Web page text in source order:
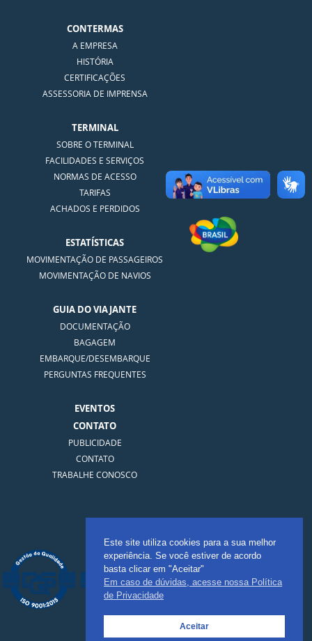
CONTERMAS
A EMPRESA
HISTÓRIA
CERTIFICAÇÕES
ASSESSORIA DE IMPRENSA
TERMINAL
SOBRE O TERMINAL
FACILIDADES E SERVIÇOS
NORMAS DE ACESSO
TARIFAS
ACHADOS E PERDIDOS
ESTATÍSTICAS
MOVIMENTAÇÃO DE PASSAGEIROS
MOVIMENTAÇÃO DE NAVIOS
GUIA DO VIAJANTE
DOCUMENTAÇÃO
BAGAGEM
EMBARQUE/DESEMBARQUE
PERGUNTAS FREQUENTES
EVENTOS
CONTATO
PUBLICIDADE
CONTATO
TRABALHE CONOSCO
Telefone: (71) 3901-3670
Este site utiliza cookies para a sua melhor
experiência. Se você estiver de acordo
basta clicar em "Aceitar"
Em caso de dúvidas, acesse nossa Política
de Privacidade
Aceitar